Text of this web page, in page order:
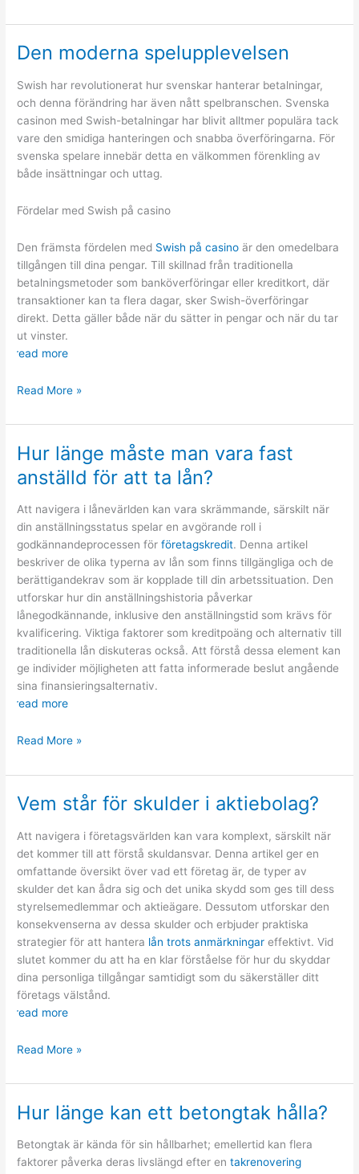
Den moderna spelupplevelsen
Swish har revolutionerat hur svenskar hanterar betalningar,
och denna förändring har även nått spelbranschen. Svenska
casinon med Swish-betalningar har blivit alltmer populära tack
vare den smidiga hanteringen och snabba överföringarna. För
svenska spelare innebär detta en välkommen förenkling av
både insättningar och uttag.
Fördelar med Swish på casino
Den främsta fördelen med Swish på casino är den omedelbara
tillgången till dina pengar. Till skillnad från traditionella
betalningsmetoder som banköverföringar eller kreditkort, där
transaktioner kan ta flera dagar, sker Swish-överföringar
direkt. Detta gäller både när du sätter in pengar och när du tar
ut vinster.
read more
Den
spelupplevelsen
Read More »
Hur länge måste man vara fast
anställd för att ta lån?
Att navigera i lånevärlden kan vara skrämmande, särskilt när
din anställningsstatus spelar en avgörande roll i
godkännandeprocessen förföretagskredit. Denna artikel
beskriver de olika typerna av lån som finns tillgängliga och de
berättigandekrav som är kopplade till din arbetssituation. Den
utforskar hur din anställningshistoria påverkar
lånegodkännande, inklusive den anställningstid som krävs för
kvalificering. Viktiga faktorer som kreditpoäng och alternativ till
traditionella lån diskuteras också. Att förstå dessa element kan
ge individer möjligheten att fatta informerade beslut angående
sina finansieringsalternativ.
read more
Hur
måste
vara
lån?
Read More »
Vem står för skulder i aktiebolag?
Att navigera i företagsvärlden kan vara komplext, särskilt när
det kommer till att förstå skuldansvar. Denna artikel ger en
omfattande översikt över vad ett företag är, de typer av
skulder det kan ådra sig och det unika skydd som ges till dess
styrelsemedlemmar och aktieägare. Dessutom utforskar den
konsekvenserna av dessa skulder och erbjuder praktiska
strategier för att hantera lån trots anmärkningar effektivt. Vid
slutet kommer du att ha en klar förståelse för hur du skyddar
dina personliga tillgångar samtidigt som du säkerställer ditt
företags välstånd.
read more
Vem
för
i
Read More »
Hur länge kan ett betongtak hålla?
Betongtak är kända för sin hållbarhet; emellertid kan flera
faktorer påverka deras livslängd efter entakrenovering